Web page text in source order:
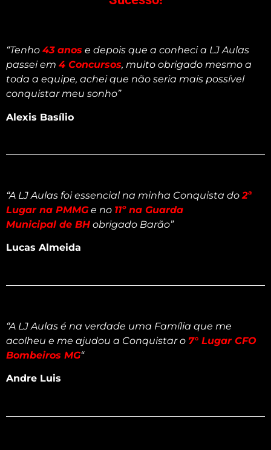
“Tenho 43 anos e depois que a conheci a LJ Aulas
passei em 4 Concursos, muito obrigado mesmo a
toda a equipe, achei que não seria mais possível
conquistar meu sonho”
Alexis Basílio
“A LJ Aulas foi essencial na minha Conquista do2ª
Lugar na PMMGe no 11º na Guarda
Municipal de BH obrigado Barão”
Lucas Almeida
“A LJ Aulas é na verdade uma Família que me
acolheu e me ajudou a Conquistar o 7° Lugar CFO
Bombeiros MG“
Andre Luis